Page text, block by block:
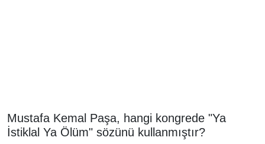
Mustafa Kemal Paşa, hangi kongrede "Ya
İstiklal Ya Ölüm" sözünü kullanmıştır?